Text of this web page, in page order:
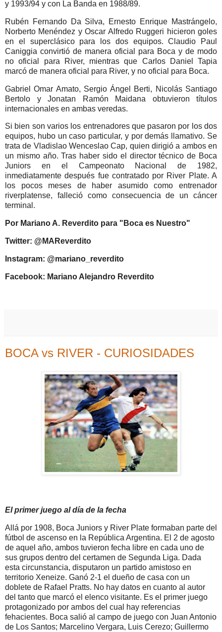
y 1993/94 y con La Banda en 1988/89.
Rubén Fernando Da Silva, Ernesto Enrique Mastrángelo,
Norberto Menéndez y Oscar Alfredo Ruggeri hicieron goles
en el superclásico para los dos equipos. Claudio Paul
Caniggia convirtió de manera oficial para Boca y de modo
no oficial para River, mientras que Carlos Daniel Tapia
marcó de manera oficial para River, y no oficial para Boca.
Gabriel Omar Amato, Sergio Ángel Berti, Nicolás Santiago
Bertolo y Jonatan Ramón Maidana obtuvieron títulos
internacionales en ambas veredas.
Si bien son varios los entrenadores que pasaron por los dos
equipos, hubo un caso particular, y por demás llamativo. Se
trata de Vladislao Wenceslao Cap, quien dirigió a ambos en
un mismo año. Tras haber sido el director técnico de Boca
Juniors en el Campeonato Nacional de 1982,
inmediatamente después fue contratado por River Plate. A
los pocos meses de haber asumido como entrenador
riverplatense, falleció como consecuencia de un cáncer
terminal.
Por Mariano A. Reverdito para "Boca es Nuestro"
Twitter: @MAReverdito
Instagram: @mariano_reverdito
Facebook: Mariano Alejandro Reverdito
BOCA vs RIVER - CURIOSIDADES
El primer juego al día de la fecha
Allá por 1908, Boca Juniors y River Plate formaban parte del
fútbol de ascenso en la República Argentina. El 2 de agosto
de aquel año, ambos tuvieron fecha libre en cada uno de
sus grupos dentro del certamen de Segunda Liga. Dada
esta circunstancia, disputaron un partido amistoso en
territorio Xeneize. Ganó 2-1 el dueño de casa con un
doblete de Rafael Pratts. No hay datos en cuanto al autor
del tanto que marcó el elenco visitante. Es el primer juego
protagonizado por ambos del cual hay referencias
fehacientes. Boca salió al campo de juego con Juan Antonio
de Los Santos; Marcelino Vergara, Luis Cerezo; Guillermo